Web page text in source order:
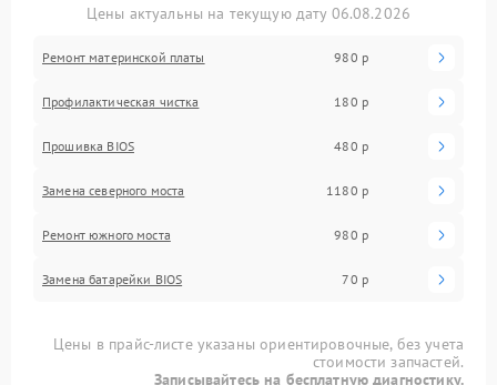
Цены актуальны на текущую дату 06.08.2026
Ремонт материнской платы 980 р
Профилактическая чистка 180 р
Прошивка BIOS 480 р
Замена северного моста 1180 р
Ремонт южного моста 980 р
Замена батарейки BIOS 70 р
Цены в прайс-листе указаны ориентировочные, без учета
стоимости запчастей.
Записывайтесь на бесплатную диагностику.